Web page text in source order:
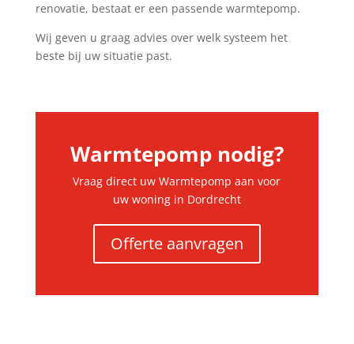
renovatie, bestaat er een passende warmtepomp.
Wij geven u graag advies over welk systeem het
beste bij uw situatie past.
Warmtepomp nodig?
Vraag direct uw Warmtepomp aan voor
uw woning in Dordrecht
Offerte aanvragen